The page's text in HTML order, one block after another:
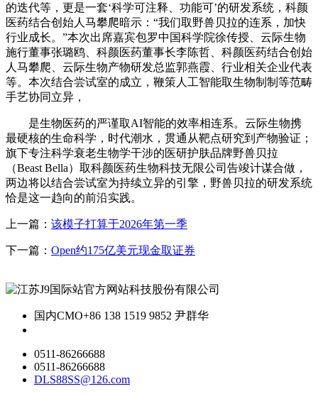
的迭代等，更是一套‘科学可注释、功能可’的研发系统，科颜
医药结合创始人马攀爬暗示：“我们取野兽贝拉的连系，加快
行业成长。”本次出席嘉宾包罗中国科学院徐传授、云际生物
施行董事张璐鸥、科颜医药董事长李陈哲、科颜医药结合创始
人马攀爬、云际生物产物研发总监郭燕霞、行业相关企业代表
等。本次结合尝试室的成立，鞭策人工智能取生物制制等范畴
手艺协同立异，
是生物医药的严谨取AI智能的效率相连系。云际生物携
最硬核的生命科学，时代潮水，贯通从靶点研究到产物验证；
旗下专注科学衰老生物学干涉的医研护肤品牌野兽贝拉
（Beast Bella）取科颜医药生物科技无限公司告竣计谋合做，
两边将以结合尝试室为持续立异的引擎，野兽贝拉的研发系统
恰是这一趋向的前沿实践。
上一篇： 该模子打算于2026年第一季
下一篇： Open约175亿美元现金取证券
国内CMO+86 138 1519 9852 尹群华
0511-86266688
0511-86266688
DLS88SS@126.com